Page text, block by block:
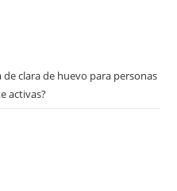
clara de huevo para personas
activas?